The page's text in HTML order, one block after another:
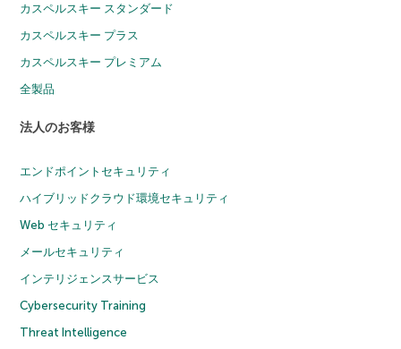
カスペルスキー スタンダード
カスペルスキー プラス
カスペルスキー プレミアム
全製品
法人のお客様
エンドポイントセキュリティ
ハイブリッドクラウド環境セキュリティ
Web セキュリティ
メールセキュリティ
インテリジェンスサービス
Cybersecurity Training
Threat Intelligence